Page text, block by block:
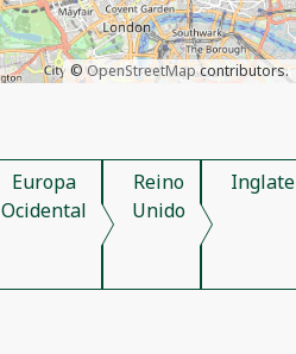
©OpenStreetMapcontributors.
Europa
Ocidental
Reino
Unido